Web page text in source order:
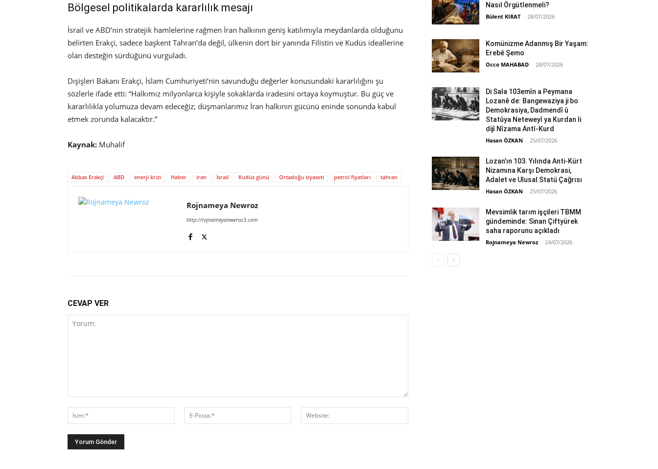
Bölgesel politikalarda kararlılık mesajı
İsrail ve ABD’nin stratejik hamlelerine rağmen İran halkının geniş katılımıyla meydanlarda olduğunu
belirten Erakçi, sadece başkent Tahran’da değil, ülkenin dört bir yanında Filistin ve Kudüs ideallerine
olan desteğin sürdüğünü vurguladı.
Dışişleri Bakanı Erakçi, İslam Cumhuriyeti’nin savunduğu değerler konusundaki kararlılığını şu
sözlerle ifade etti: “Halkımız milyonlarca kişiyle sokaklarda iradesini ortaya koymuştur. Bu güç ve
kararlılıkla yolumuza devam edeceğiz; düşmanlarımız İran halkının gücünü eninde sonunda kabul
etmek zorunda kalacaktır.”
Kaynak: Muhalif
Abbas Erakçi ABD enerji krizi Haber iran İsrail Kudüs günü Ortadoğu siyaseti petrol fiyatları tahran
Rojnameya Newroz
http://rojnameyanewroz3.com
CEVAP VER
İsim:*
Posta:*
Nasıl Örgütlenmeli?
Bülent KIRAT - 28/07/2026
Komünizme Adanmış Bir Yaşam:
Erebê Şemo
Occo MAHABAD - 28/07/2026
Di Sala 103emîn a Peymana
Lozanê de: Bangewaziya ji bo
Demokrasiya, Dadmendî û
Statûya Neteweyî ya Kurdan li
dijî Nîzama Antî-Kurd
Hasan ÖZKAN - 25/07/2026
Lozan’ın 103. Yılında Anti-Kürt
Nizamına Karşı Demokrasi,
Adalet ve Ulusal Statü Çağrısı
Hasan ÖZKAN - 25/07/2026
Mevsimlik tarım işçileri TBMM
gündeminde: Sinan Çiftyürek
saha raporunu açıkladı
Rojnameya Newroz - 24/07/2026